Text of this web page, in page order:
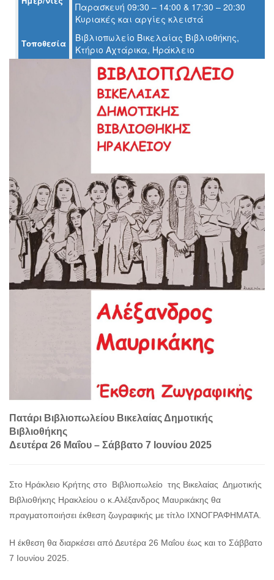
Παρασκευή 09:30 – 14:00 & 17:30 – 20:30
Κυριακές και αργίες κλειστά
Τοποθεσία
Βιβλιοπωλείο Βικελαίας Βιβλιοθήκης,
Κτήριο Αχτάρικα, Ηράκλειο
Πατάρι Βιβλιοπωλείου Βικελαίας Δημοτικής
Βιβλιοθήκης
Δευτέρα 26 Μαΐου – Σάββατο 7 Ιουνίου 2025
Στο Ηράκλειο Κρήτης στο Βιβλιοπωλείο της Βικελαίας Δημοτικής
Βιβλιοθήκης Ηρακλείου ο κ.Αλέξανδρος Μαυρικάκης θα
πραγματοποιήσει έκθεση ζωγραφικής με τίτλο ΙΧΝΟΓΡΑΦΗΜΑΤΑ.
Η έκθεση θα διαρκέσει από Δευτέρα 26 Μαΐου έως και το Σάββατο
7 Ιουνίου 2025.